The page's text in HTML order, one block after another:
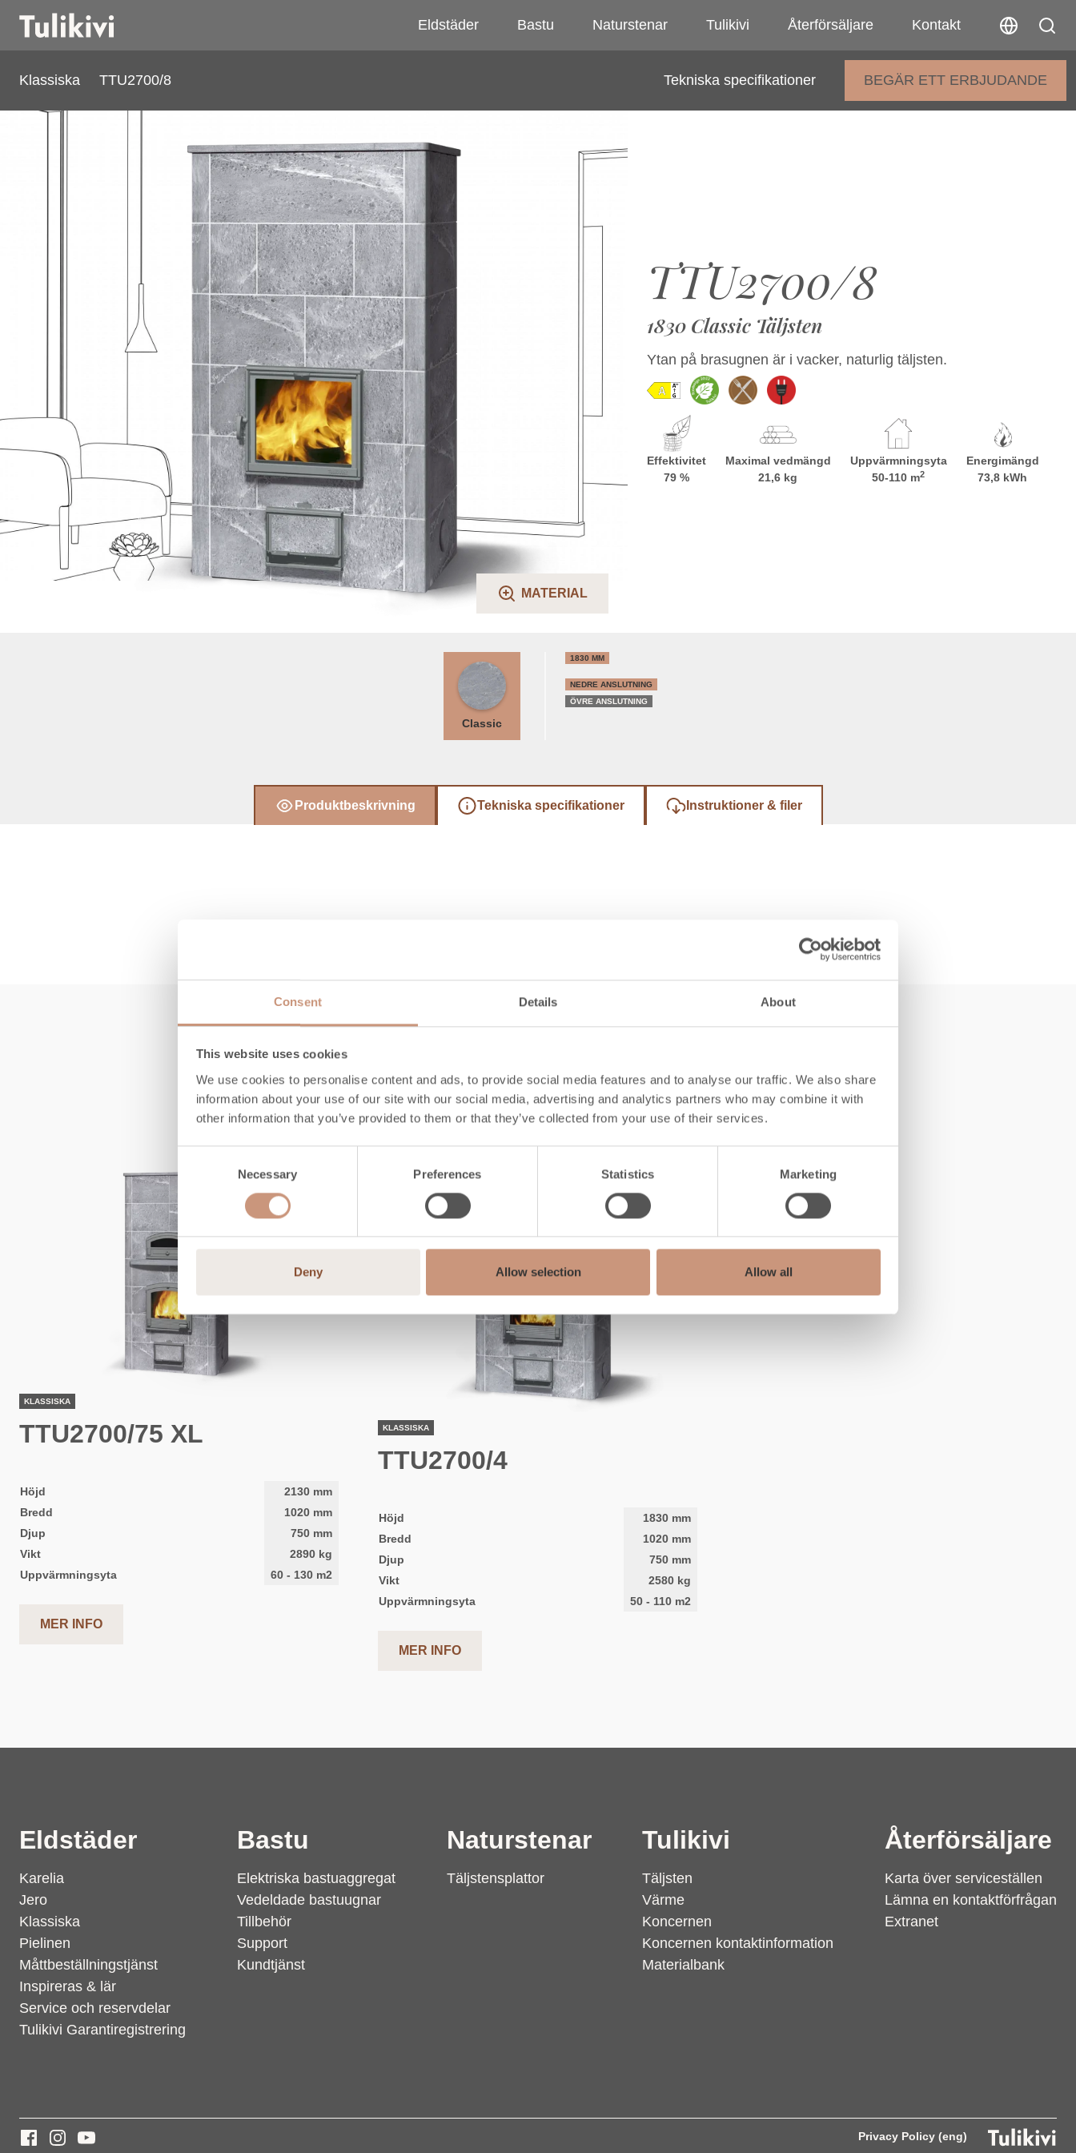
Consent Details About
This website uses cookies
We use cookies to personalise content and ads, to provide social media features and to analyse our traffic. We also share
information about your use of our site with our social media, advertising and analytics partners who may combine it with
other information that you’ve provided to them or that they’ve collected from your use of their services.
Selection
Necessary Preferences Statistics Marketing
Deny Allow selection Allow all
Eldstäder Bastu Naturstenar Tulikivi Återförsäljare Kontakt
Klassiska TTU2700/8 Tekniska specifikationer BEGÄR ETT ERBJUDANDE
TTU2700/8
MATERIAL
TTU2700/8
1830 Classic Täljsten
Ytan på brasugnen är i vacker, naturlig täljsten.
Effektivitet
79 %
Maximal vedmängd
21,6 kg
Uppvärmningsyta
50-110 m2
Energimängd
73,8 kWh
Classic
1830 MM
NEDRE ANSLUTNING
ÖVRE ANSLUTNING
Produktbeskrivning Tekniska specifikationer Instruktioner & filer
Kolla in också
KLASSISKA
TTU2700/75 XL
Höjd 2130 mm
Bredd
1020 mm
Djup
750 mm
Vikt
2890 kg
Uppvärmningsyta
60 - 130 m2
MER INFO
KLASSISKA
TTU2700/4
Höjd 1830mm
Bredd
1020mm
Djup
750mm
Vikt
2580kg
Uppvärmningsyta
50 - 110m2
MER INFO
Eldstäder
Karelia
Jero
Klassiska
Pielinen
Måttbeställningstjänst
Inspireras & lär
Service och reservdelar
Tulikivi Garantiregistrering
Bastu
Elektriska bastuaggregat
Vedeldade bastuugnar
Tillbehör
Support
Kundtjänst
Naturstenar
Täljstensplattor
Tulikivi
Täljsten
Värme
Koncernen
Koncernen kontaktinformation
Materialbank
Återförsäljare
Karta över serviceställen
Lämna en kontaktförfrågan
Extranet
Privacy Policy (eng)